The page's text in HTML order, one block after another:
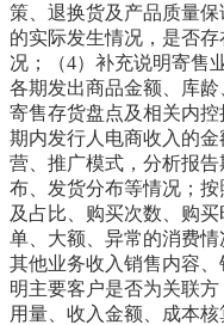
策、退换货及产品质量
的实际发生情况，是否
况；（4）补充说明寄售
各期发出商品金额、库
寄售存货盘点及相关内
期内发行人电商收入的
营、推广模式，分析报
布、发货分布等情况；
及占比、购买次数、购
单、大额、异常的消费
其他业务收入销售内容
明主要客户是否为关联
用量、收入金额、成本